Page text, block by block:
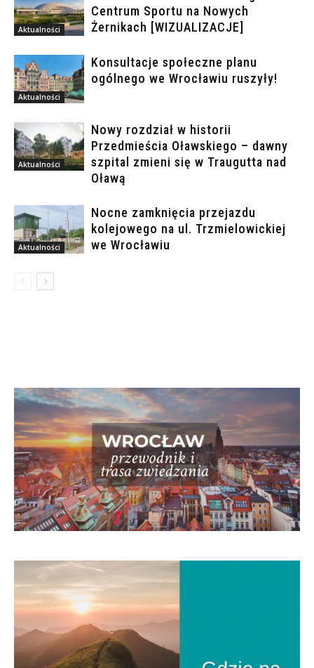
Aktualności
Centrum Sportu na Nowych
Żernikach [WIZUALIZACJE]
Aktualności
Konsultacje społeczne planu
ogólnego we Wrocławiu ruszyły!
Aktualności
Nowy rozdział w historii
Przedmieścia Oławskiego – dawny
szpital zmieni się w Traugutta nad
Oławą
Aktualności
Nocne zamknięcia przejazdu
kolejowego na ul. Trzmielowickiej
we Wrocławiu